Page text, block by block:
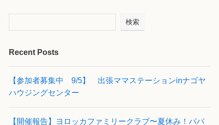
検索
Recent Posts
【参加者募集中 9/5】 出張ママステーションinナゴヤ
ハウジングセンター
【開催報告】ヨロッカファミリークラブ〜夏休み！パパ